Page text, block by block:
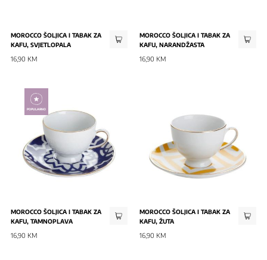
MOROCCO ŠOLJICA I TABAK ZA
KAFU, SVJETLOPALA
16,90 KM
MOROCCO ŠOLJICA I TABAK ZA
KAFU, NARANDŽASTA
16,90 KM
POPULARNO
MOROCCO ŠOLJICA I TABAK ZA
KAFU, TAMNOPLAVA
16,90 KM
MOROCCO ŠOLJICA I TABAK ZA
KAFU, ŽUTA
16,90 KM